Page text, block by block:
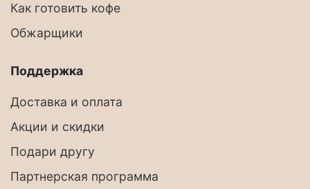
Как готовить кофе
Обжарщики
Поддержка
Доставка и оплата
Акции и скидки
Подари другу
Партнерская программа